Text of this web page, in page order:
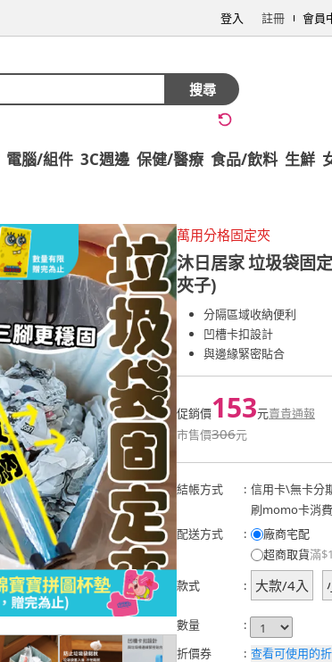
登入 註冊 會員
搜尋
電腦/組件 3C週邊 保健/醫療 食品/飲料 生鮮
萬用分格固定夾
沐日居家垃圾袋固
夾子)
分隔區域收納便利
凹槽卡扣設計
與邊緣緊密貼合
促銷價153元賣貴通報
市售價306元
結帳方式 : 信用卡\無卡分
刷momo卡消
配送方式
:
廠商宅配
超商取貨滿
款式
: 大款/4入
數量
:
折價券
: 查看可使用的